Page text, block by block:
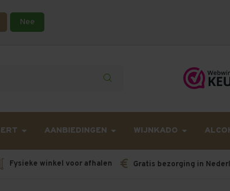
Nee
onderweg zijn dan gebruikelijk - Bestellingen van het
AANBIEDINGEN WIJNKADO
Fysieke winkel voor afhalen Gratis bezorging in